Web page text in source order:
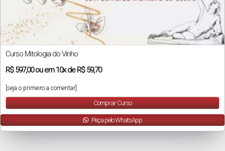
Curso Mitologia do Vinho
R$597,00ou em10xdeR$ 59,70
[seja o primeiro a comentar]
Comprar Curso
Peça pelo WhatsApp